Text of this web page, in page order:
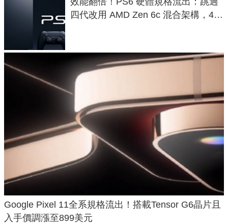
四代改用 AMD Zen 6c 混合架構，4K
Google Pixel 11全系規格流出！搭載Tensor G6晶片且
入手價調漲至899美元